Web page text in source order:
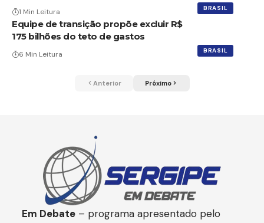
BRASIL
1 Min Leitura
BRASIL
Equipe de transição propõe excluir R$
175 bilhões do teto de gastos
6 Min Leitura
Anterior Próximo
Em Debate – programa apresentado pelo